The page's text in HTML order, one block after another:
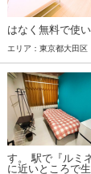
はなく無料で使
エリア：東京都大田区
す。 駅で『ルミ
に近いところで